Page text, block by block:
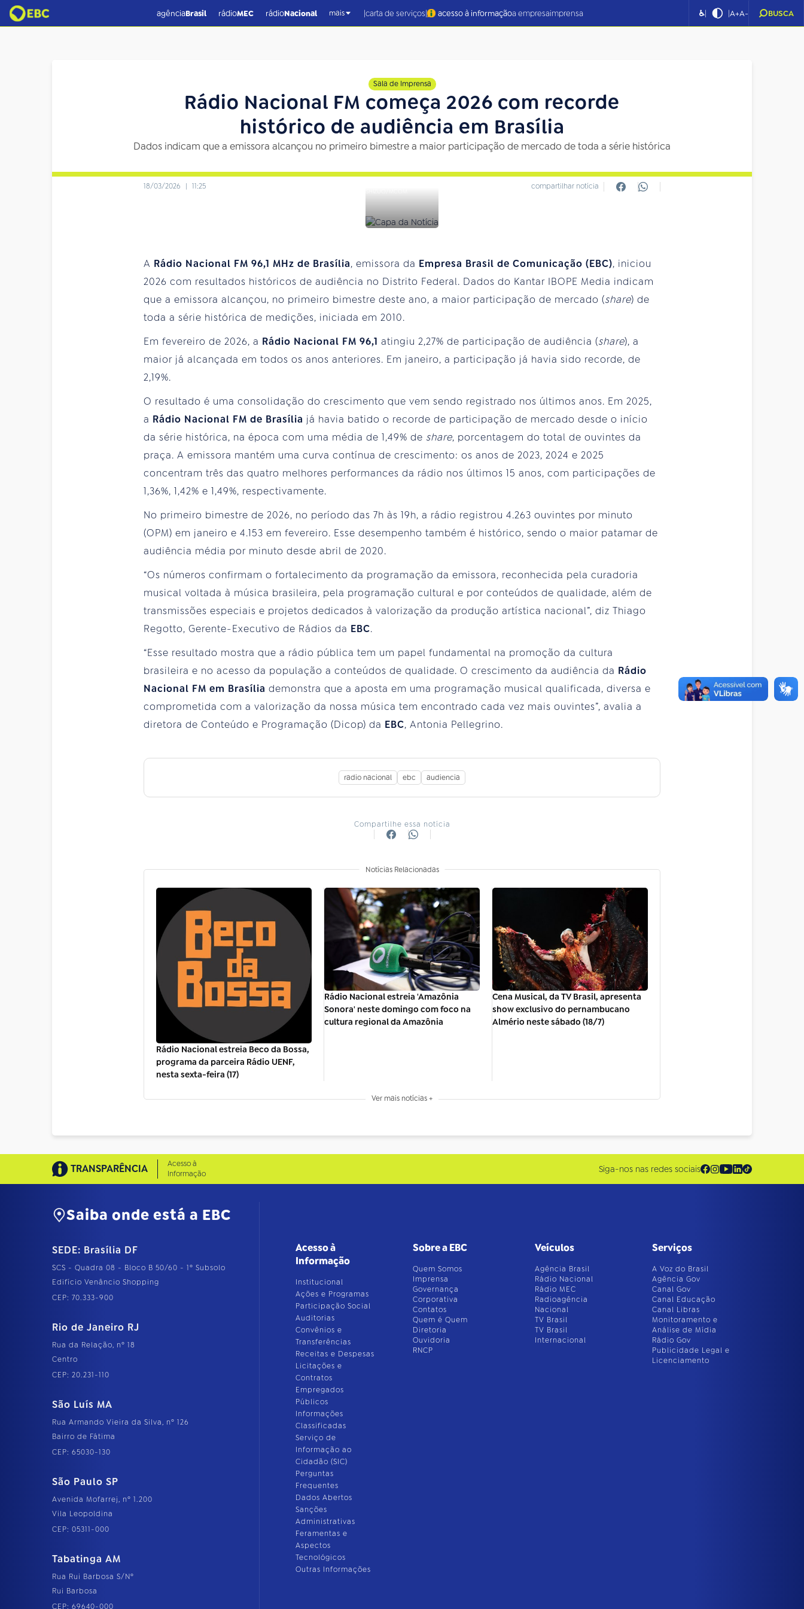
agênciaBrasil rádioMEC rádioNacional mais |carta de serviços| acesso à informaçãoa empresaimprensa ♿| |A+A- BUSCA
Sala de Imprensa
Rádio Nacional FM começa 2026 com recorde
histórico de audiência em Brasília
Dados indicam que a emissora alcançou no primeiro bimestre a maior participação de mercado de toda a série histórica
18/03/2026 | 11:25 compartilhar notícia
A Rádio Nacional FM 96,1 MHz de Brasília, emissora da Empresa Brasil de Comunicação (EBC), iniciou
2026 com resultados históricos de audiência no Distrito Federal. Dados do Kantar IBOPE Media indicam
que a emissora alcançou, no primeiro bimestre deste ano, a maior participação de mercado (share) de
toda a série histórica de medições, iniciada em 2010.
Em fevereiro de 2026, a Rádio Nacional FM 96,1 atingiu 2,27% de participação de audiência (share), a
maior já alcançada em todos os anos anteriores. Em janeiro, a participação já havia sido recorde, de
2,19%.
O resultado é uma consolidação do crescimento que vem sendo registrado nos últimos anos. Em 2025,
a Rádio Nacional FM de Brasília já havia batido o recorde de participação de mercado desde o início
da série histórica, na época com uma média de 1,49% de share, porcentagem do total de ouvintes da
praça. A emissora mantém uma curva contínua de crescimento: os anos de 2023, 2024 e 2025
concentram três das quatro melhores performances da rádio nos últimos 15 anos, com participações de
1,36%, 1,42% e 1,49%, respectivamente.
No primeiro bimestre de 2026, no período das 7h às 19h, a rádio registrou 4.263 ouvintes por minuto
(OPM) em janeiro e 4.153 em fevereiro. Esse desempenho também é histórico, sendo o maior patamar de
audiência média por minuto desde abril de 2020.
“Os números confirmam o fortalecimento da programação da emissora, reconhecida pela curadoria
musical voltada à música brasileira, pela programação cultural e por conteúdos de qualidade, além de
transmissões especiais e projetos dedicados à valorização da produção artística nacional”, diz Thiago
Regotto, Gerente-Executivo de Rádios da EBC.
“Esse resultado mostra que a rádio pública tem um papel fundamental na promoção da cultura
brasileira e no acesso da população a conteúdos de qualidade. O crescimento da audiência da Rádio
Nacional FM em Brasília demonstra que a aposta em uma programação musical qualificada, diversa e
comprometida com a valorização da nossa música tem encontrado cada vez mais ouvintes”, avalia a
diretora de Conteúdo e Programação (Dicop) da EBC, Antonia Pellegrino.
radio nacional ebc audiencia
Compartilhe essa notícia
Notícias Relacionadas
Rádio Nacional estreia Beco da Bossa,
programa da parceira Rádio UENF,
nesta sexta-feira (17)
Rádio Nacional estreia 'Amazônia
Sonora' neste domingo com foco na
cultura regional da Amazônia
Cena Musical, da TV Brasil, apresenta
show exclusivo do pernambucano
Almério neste sábado (18/7)
Ver mais notícias +
TRANSPARÊNCIA
Acesso à
Informação
Siga-nos nas redes sociais
Saiba onde está a EBC
SEDE: Brasília DF
SCS - Quadra 08 - Bloco B 50/60 - 1º Subsolo
Edifício Venâncio Shopping
CEP: 70.333-900
Rio de Janeiro RJ
Rua da Relação, nº 18
Centro
CEP: 20.231-110
São Luís MA
Rua Armando Vieira da Silva, nº 126
Bairro de Fátima
CEP: 65030-130
São Paulo SP
Avenida Mofarrej, nº 1.200
Vila Leopoldina
CEP: 05311-000
Tabatinga AM
Rua Rui Barbosa S/Nº
Rui Barbosa
CEP: 69640-000
Acesso à
Informação
Institucional
Ações e Programas
Participação Social
Auditorias
Convênios e
Transferências
Receitas e Despesas
Licitações e
Contratos
Empregados
Públicos
Informações
Classificadas
Serviço de
Informação ao
Cidadão (SIC)
Perguntas
Frequentes
Dados Abertos
Sanções
Administrativas
Feramentas e
Aspectos
Tecnológicos
Outras Informações
Sobre a EBC
Quem Somos
Imprensa
Governança
Corporativa
Contatos
Quem é Quem
Diretoria
Ouvidoria
RNCP
Veículos
Agência Brasil
Rádio Nacional
Rádio MEC
Radioagência
Nacional
TV Brasil
TV Brasil
Internacional
Serviços
A Voz do Brasil
Agência Gov
Canal Gov
Canal Educação
Canal Libras
Monitoramento e
Análise de Mídia
Rádio Gov
Publicidade Legal e
Licenciamento